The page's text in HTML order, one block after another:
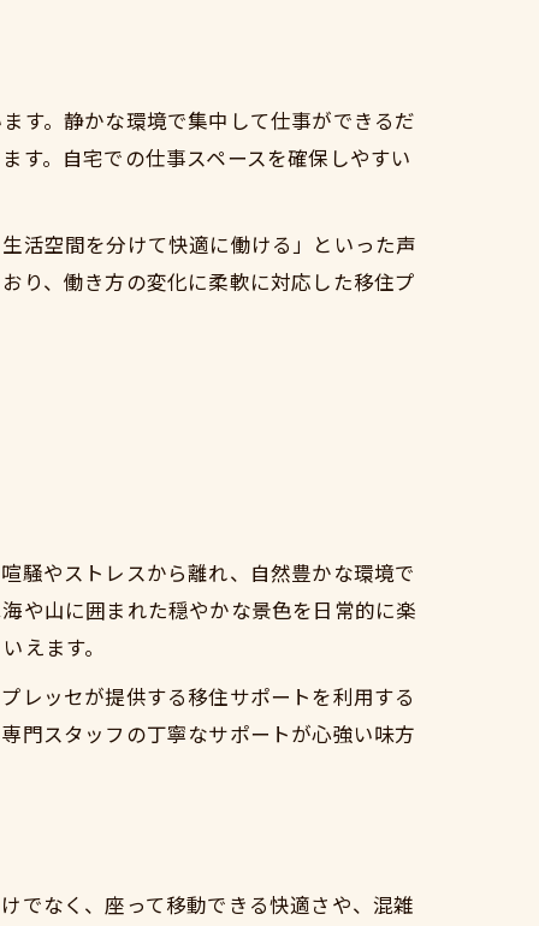
す。静かな環境で集中して仕事ができるだ
す。自宅での仕事スペースを確保しやすい
活空間を分けて快適に働ける」といった声
り、働き方の変化に柔軟に対応した移住プ
騒やストレスから離れ、自然豊かな環境で
や山に囲まれた穏やかな景色を日常的に楽
えます。
レッセが提供する移住サポートを利用する
門スタッフの丁寧なサポートが心強い味方
でなく、座って移動できる快適さや、混雑